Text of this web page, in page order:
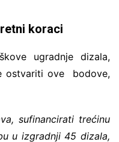
koraci
ugradnje dizala,
ostvariti ove bodove,
sufinancirati trećinu
u izgradnji 45 dizala,